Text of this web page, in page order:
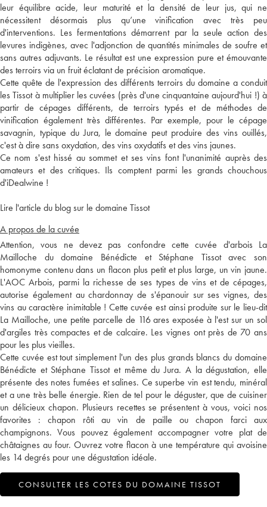
leur équilibre acide, leur maturité et la densité de leur jus, qui ne
nécessitent désormais plus qu’une vinification avec très peu
d'interventions. Les fermentations démarrent par la seule action des
levures indigènes, avec l'adjonction de quantités minimales de soufre et
sans autres adjuvants. Le résultat est une expression pure et émouvante
des terroirs via un fruit éclatant de précision aromatique.
Cette quête de l'expression des différents terroirs du domaine a conduit
les Tissot à multiplier les cuvées (près d'une cinquantaine aujourd'hui !) à
partir de cépages différents, de terroirs typés et de méthodes de
vinification également très différentes. Par exemple, pour le cépage
savagnin, typique du Jura, le domaine peut produire des vins ouillés,
c'est à dire sans oxydation, des vins oxydatifs et des vins jaunes.
Ce nom s'est hissé au sommet et ses vins font l'unanimité auprès des
amateurs et des critiques. Ils comptent parmi les grands chouchous
d'iDealwine !
Lire l'article du blog sur le domaine Tissot
A propos de la cuvée
Attention, vous ne devez pas confondre cette cuvée d'arbois La
Mailloche du domaine Bénédicte et Stéphane Tissot avec son
homonyme contenu dans un flacon plus petit et plus large, un vin jaune.
L'AOC Arbois, parmi la richesse de ses types de vins et de cépages,
autorise également au chardonnay de s'épanouir sur ses vignes, des
vins au caractère inimitable ! Cette cuvée est ainsi produite sur le lieu-dit
La Mailloche, une petite parcelle de 116 ares exposée à l'est sur un sol
d'argiles très compactes et de calcaire. Les vignes ont près de 70 ans
pour les plus vieilles.
Cette cuvée est tout simplement l'un des plus grands blancs du domaine
Bénédicte et Stéphane Tissot et même du Jura. A la dégustation, elle
présente des notes fumées et salines. Ce superbe vin est tendu, minéral
et a une très belle énergie. Rien de tel pour le déguster, que de cuisiner
un délicieux chapon. Plusieurs recettes se présentent à vous, voici nos
favorites : chapon rôti au vin de paille ou chapon farci aux
champignons. Vous pouvez également accompagner votre plat de
châtaignes au four. Ouvrez votre flacon à une température qui avoisine
les 14 degrés pour une dégustation idéale.
CONSULTER LES COTES DU DOMAINE TISSOT